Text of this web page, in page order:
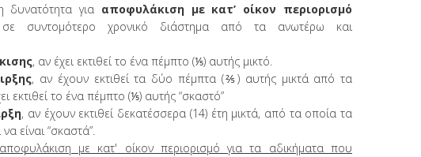
δυνατότητα για αποφυλάκιση με κατ’ οίκον περιορισμό
συντομότερο χρονικό διάστημα από τα ανωτέρω και
, αν έχει εκτιθεί το ένα πέμπτο (⅕) αυτής μικτό.
, αν έχουν εκτιθεί τα δύο πέμπτα (⅖) αυτής μικτά από τα
εκτιθεί το ένα πέμπτο (⅕) αυτής “σκαστό”
, αν έχουν εκτιθεί δεκατέσσερα (14) έτη μικτά, από τα οποία τα
είναι “σκαστά”.
αποφυλάκιση με κατ' οίκον περιορισμό για τα αδικήματα που